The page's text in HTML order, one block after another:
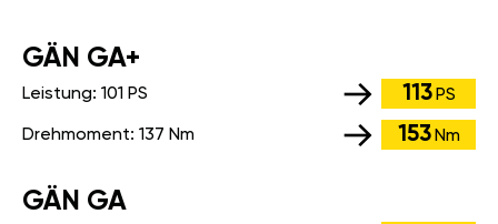
GÄN GA+
Leistung: 101 PS 113 PS
Drehmoment: 137 Nm 153 Nm
GÄN GA